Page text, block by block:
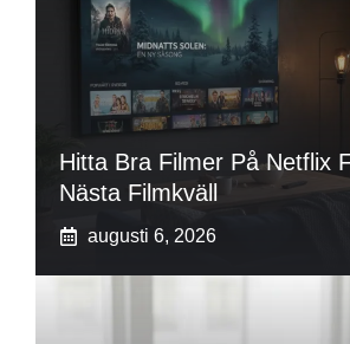
Hitta Bra Filmer På Netflix
Nästa Filmkväll
augusti 6, 2026